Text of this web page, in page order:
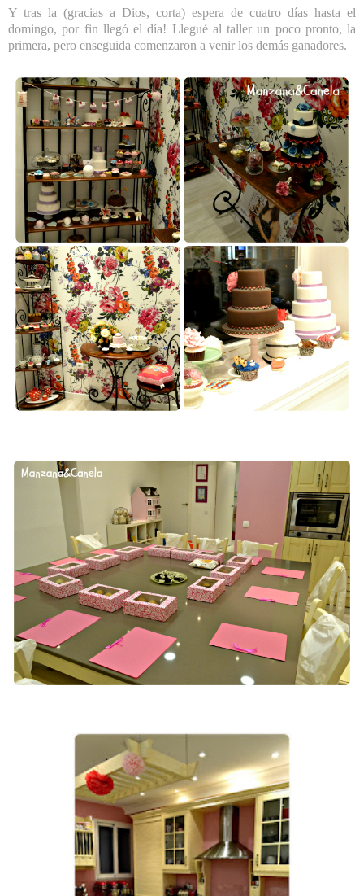
Y tras la (gracias a Dios, corta) espera de cuatro días hasta el
domingo, por fin llegó el día! Llegué al taller un poco pronto, la
primera, pero enseguida comenzaron a venir los demás ganadores.